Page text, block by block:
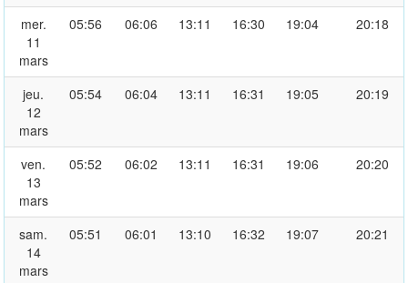
mer.
11
mars
05:56 06:06 13:11 16:30 19:04 20:18
jeu.
12
mars
05:54 06:04 13:11 16:31 19:05 20:19
ven.
13
mars
05:52 06:02 13:11 16:31 19:06 20:20
sam.
14
mars
05:51 06:01 13:10 16:32 19:07 20:21